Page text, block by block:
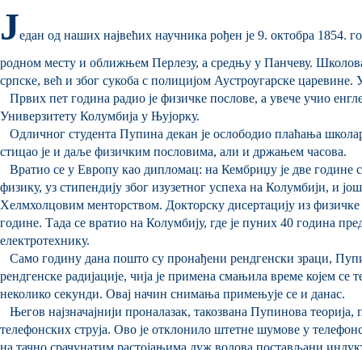
Један од наших највећих научника рођен је 9. октобра 1854.
родном месту и оближњем Перлезу, а средњу у Панчеву.
српске, већ и због сукоба с полицијом Аустроугарске
Првих пет година радио је физичке послове, а увече учио
Универзитету Колумбија у Њујорку.
Одличног студента Пупина декан је ослободио плаћања
стицао је и даље физичким пословима, али и држањем часова.
Вратио се у Европу као дипломац: на Кембриџу је две године
физику, уз стипендију због изузетног успеха на Колумбији, и
Хелмхолцовим менторством. Докторску дисертацију из физичке
године. Тада се вратио на Колумбију, где је пуних 40 година
електротехнику.
Само годину дана пошто су пронађени рендгенски зраци,
рендгенске радијације, чија је примена смањила време којем се
неколико секунди. Овај начин снимања примењује се и данас.
Његов најзначајнији проналазак, такозвана Пупинова теорија,
телефонских струја. Ово је отклонило штетне шумове у
на тачно срачунатим растојањима дуж водова постављани